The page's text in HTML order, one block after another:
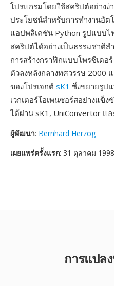
โปรแกรมโดยใช้สคริปต์อย่างง่
ประโยชน์สำหรับการทำงานอัต
แอปพลิเคชัน Python รูปแบบไ
สคริปต์ได้อย่างเป็นธรรมชาติ
การสร้างกราฟิกแบบโพรซีเดอ
ตัวลงหลังกลางทศวรรษ 2000
ของโปรเจกต์ sK1 ซึ่งขยายรูป
เวกเตอร์โอเพนซอร์สอย่างแข็
ได้ผ่าน sK1, UniConvertor แ
ผู้พัฒนา: Bernhard Herzog
เผยแพร่ครั้งแรก: 31 ตุลาคม 1998
การแปล